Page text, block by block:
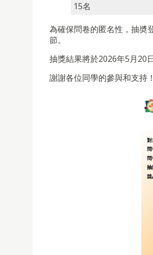
15名
為確保問卷的匿名性，抽奬
節。
抽獎結果將於2026年5月20
謝謝各位同學的參與和支持！